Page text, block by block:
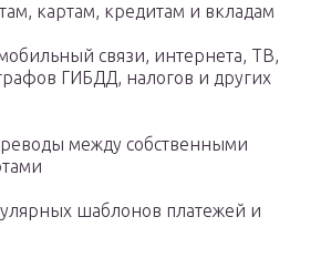
картам, кредитам и вкладам
связи, интернета, ТВ,
ГИБДД, налогов и других
между собственными
шаблонов платежей и